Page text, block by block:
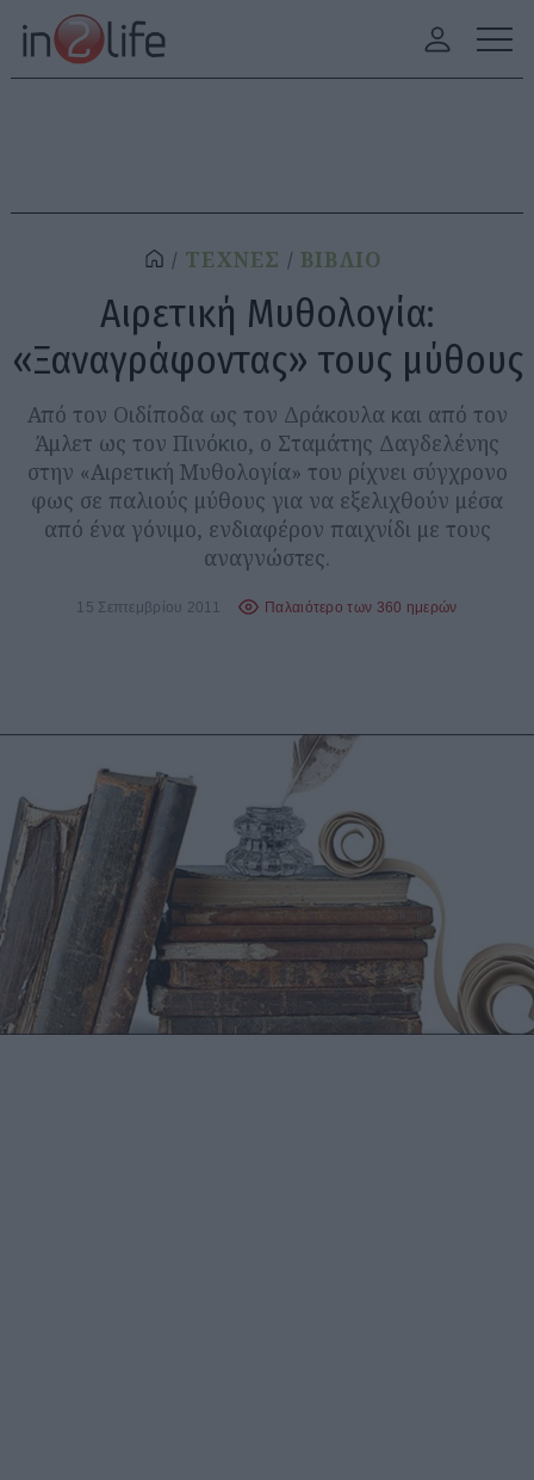
ΤΕΧΝΕΣ ΒΙΒΛΙΟ
Αιρετική Μυθολογία:
«Ξαναγράφοντας» τους μύθους
Από τον Οιδίποδα ως τον Δράκουλα και από τον
Άμλετ ως τον Πινόκιο, ο Σταμάτης Δαγδελένης
στην «Αιρετική Μυθολογία» του ρίχνει σύγχρονο
φως σε παλιούς μύθους για να εξελιχθούν μέσα
από ένα γόνιμο, ενδιαφέρον παιχνίδι με τους
αναγνώστες.
15 Σεπτεμβρίου 2011 Παλαιότερο των 360 ημερών